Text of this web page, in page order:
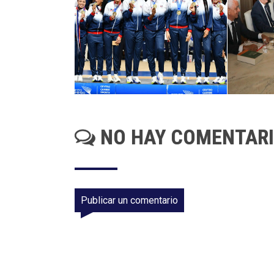
NO HAY
Publicar un comentario